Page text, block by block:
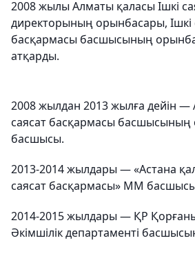
2008 жылы Алматы қаласы Ішкі
директорының орынбасары, Ішкі
басқармасы басшысының
атқарды.
2008 жылдан 2013 жылға дейін —
саясат басқармасы
басшысы.
2013-2014 жылдары — «Астана
саясат басқармасы» ММ
2014-2015 жылдары — ҚР
Әкімшілік департаменті